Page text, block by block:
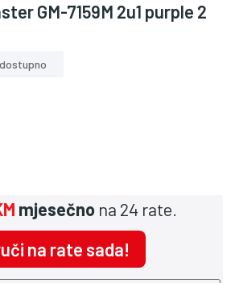
GM-7159M 2u1 purple 2
mjesečno na 24 rate.
na rate sada!